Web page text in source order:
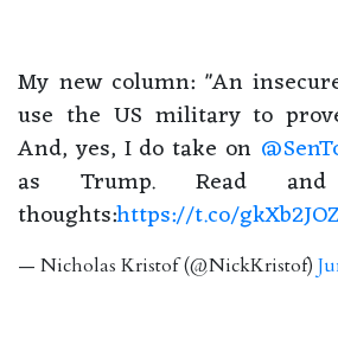
My new column: "An
use the US military to
And, yes, I do take on
as Trump. Read
thoughts:https://t.co/
— Nicholas Kristof (@NickKristof)